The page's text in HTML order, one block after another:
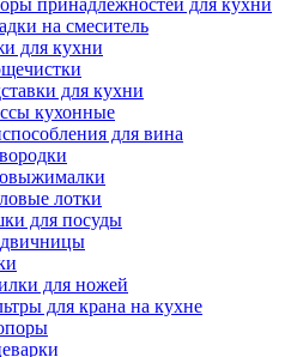
принадлежностей для кухни
на смеситель
для кухни
для кухни
кухонные
для вина
лотки
для посуды
для ножей
для крана на кухне